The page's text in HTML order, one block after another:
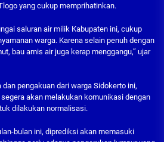
yang cukup memprihatinkan.
saluran air milik Kabupaten ini, cukup
warga. Karena selain penuh dengan
bau amis air juga kerap menggangu,” ujar
pengakuan dari warga Sidokerto ini,
akan melakukan komunikasi dengan
dilakukan normalisasi.
bulan ini, diprediksi akan memasuki